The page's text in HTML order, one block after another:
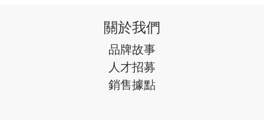
關於我們
品牌故事
人才招募
銷售據點